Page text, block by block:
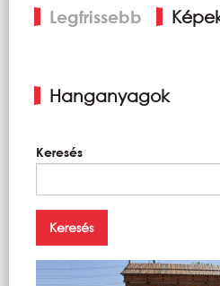
fülek
Legfrissebb
Hanganyagok
Keresés